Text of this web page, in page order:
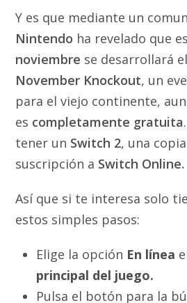
Y es que mediante un
Nintendo ha revelado que
noviembre se desarrollará el
November Knockout, un
para el viejo continente,
es completamente gratuita
tener un Switch 2, una
suscripción a Switch Online.
Así que si te interesa solo
estos simples pasos:
Elige la opción En línea
principal del juego.
Pulsa el botón para la